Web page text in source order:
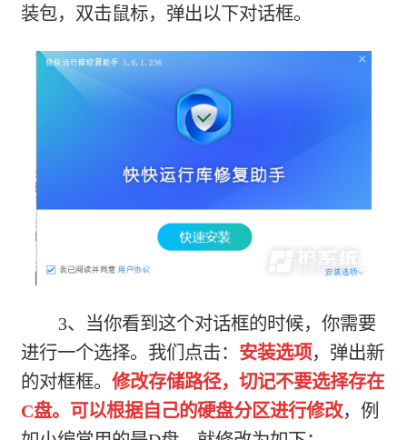
装包，双击鼠标，弹出以下对话框。
3、当你看到这个对话框的时候，你需要
进行一个选择。我们点击： 安装选项，弹出新
的对框框。修改存储路径，切记不要选择存在
C盘。可以根据自己的硬盘分区进行修改，例